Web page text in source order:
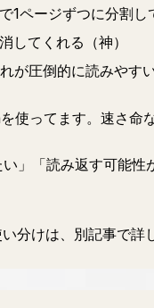
1ページずつに分割し
してくれる（神）
が圧倒的に読みやす
使ってます。速さ命な
」「読み返す可能
分けは、別記事で詳